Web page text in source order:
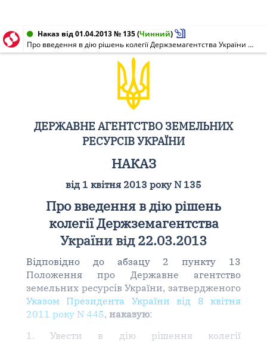
Наказ від 01.04.2013 № 135(Чинний)
Про введення в дію рішень колегії Держземагентства України від 22.03.2013
ДЕРЖАВНЕ АГЕНТСТВО ЗЕМЕЛЬНИХ
РЕСУРСІВ УКРАЇНИ
НАКАЗ
від 1 квітня 2013 року N 135
Про введення в дію рішень
колегії Держземагентства
України від 22.03.2013
Відповідно до абзацу 2 пункту 13
Положення про Державне агентство
земельних ресурсів України, затвердженого
Указом Президента України від 8 квітня
2011 року N 445, наказую:
1. Увести в дію рішення колегії